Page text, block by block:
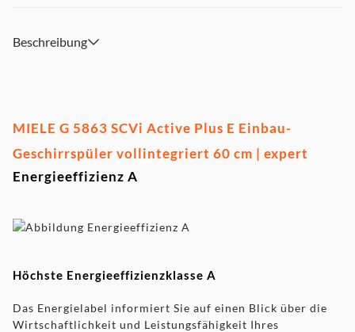
Beschreibung
MIELE G 5863 SCVi Active Plus E Einbau-
Geschirrspüler vollintegriert 60 cm | expert
Energieeffizienz A
Höchste Energieeffizienzklasse A
Das Energielabel informiert Sie auf einen Blick über die
Wirtschaftlichkeit und Leistungsfähigkeit Ihres